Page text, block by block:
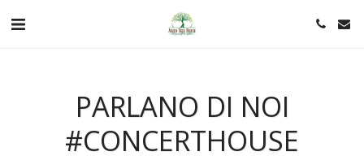
PARLANO DI NOI
#CONCERTHOUSE